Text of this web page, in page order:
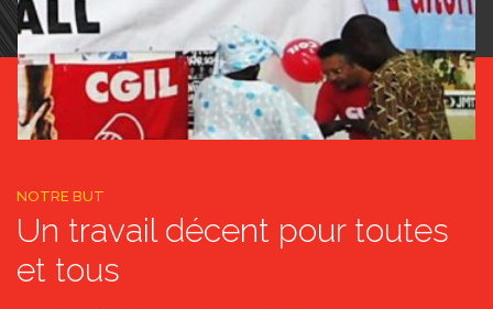
NOTRE BUT
Un travail décent pour toutes
et tous